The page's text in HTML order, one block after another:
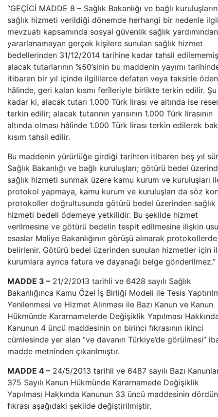
“GEÇİCİ MADDE 8 – Sağlık Bakanlığı ve bağlı
sağlık hizmeti verildiği dönemde herhangi bir nedenle
mevzuatı kapsamında sosyal güvenlik sağlık yardımından
yararlanamayan gerçek kişilere sunulan sağlık hizmet
bedellerinden 31/12/2014 tarihine kadar tahsil edilememiş
alacak tutarlarının %50’sinin bu maddenin yayımı
itibaren bir yıl içinde ilgililerce defaten veya taksitle
hâlinde, geri kalan kısmı ferîleriyle birlikte terkin edilir. Şu
kadar ki, alacak tutarı 1.000 Türk lirası ve altında ise
terkin edilir; alacak tutarının yarısının 1.000 Türk lirasının
altında olması hâlinde 1.000 Türk lirası terkin edilerek
kısım tahsil edilir.
Bu maddenin yürürlüğe girdiği tarihten itibaren beş yıl
Sağlık Bakanlığı ve bağlı kuruluşları; götürü bedel
sağlık hizmeti sunmak üzere kamu kurum ve kuruluşları
protokol yapmaya, kamu kurum ve kuruluşları da söz
protokoller doğrultusunda götürü bedel üzerinden sağlık
hizmeti bedeli ödemeye yetkilidir. Bu şekilde hizmet
verilmesine ve götürü bedelin tespit edilmesine ilişkin
esaslar Maliye Bakanlığının görüşü alınarak protokollerde
belirlenir. Götürü bedel üzerinden sunulan hizmetler için
kurumlara ayrıca fatura ve dayanağı belge gönderilmez.”
MADDE 3 – 21/2/2013 tarihli ve 6428 sayılı Sağlık
Bakanlığınca Kamu Özel İş Birliği Modeli ile Tesis
Yenilenmesi ve Hizmet Alınması ile Bazı Kanun ve Kanun
Hükmünde Kararnamelerde Değişiklik Yapılması
Kanunun 4 üncü maddesinin on birinci fıkrasının ikinci
cümlesinde yer alan “ve davanın Türkiye’de görülmesi”
madde metninden çıkarılmıştır.
MADDE 4 – 24/5/2013 tarihli ve 6487 sayılı Bazı
375 Sayılı Kanun Hükmünde Kararnamede Değişiklik
Yapılması Hakkında Kanunun 33 üncü maddesinin
fıkrası aşağıdaki şekilde değiştirilmiştir.